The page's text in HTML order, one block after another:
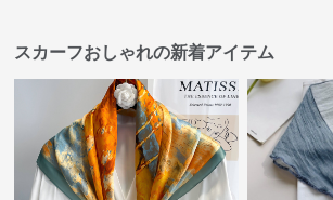
スカーフおしゃれの新着アイテム